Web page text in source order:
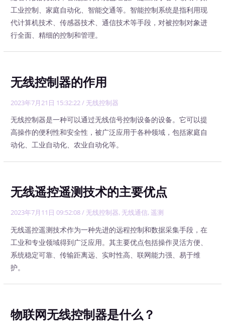
工业控制、家庭自动化、智能交通等。智能控制系统是指利用现
代计算机技术、传感器技术、通信技术等手段，对被控制对象进
行全面、精细的控制和管理。
无线控制器的作用
2023年7月21日 15:32:22/ 无线控制器
无线控制器是一种可以通过无线信号控制设备的设备。它可以提
高操作的便利性和安全性，被广泛应用于各种领域，包括家庭自
动化、工业自动化、农业自动化等。
无线遥控遥测技术的主要优点
2023年7月11日 09:52:08/ 无线控制器, 无线通信,遥测
无线遥控遥测技术作为一种先进的远程控制和数据采集手段，在
工业和专业领域得到广泛应用。其主要优点包括操作灵活方便、
系统稳定可靠、传输距离远、实时性高、联网能力强、易于维
护。
物联网无线控制器是什么？